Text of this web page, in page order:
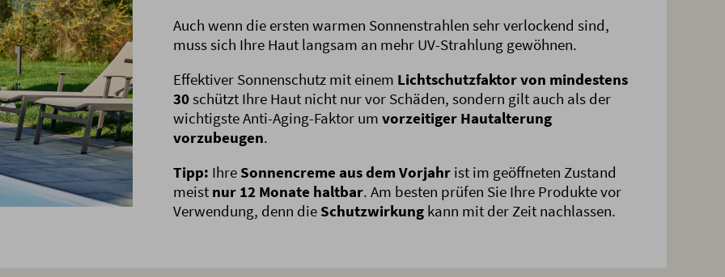
Auch wenn die ersten warmen Sonnenstrahlen sehr verlockend sind,
muss sich Ihre Haut langsam an mehr UV-Strahlung gewöhnen.
Effektiver Sonnenschutz mit einem Lichtschutzfaktor von mindestens
30schützt Ihre Haut nicht nur vor Schäden, sondern gilt auch als der
wichtigste Anti-Aging-Faktor um vorzeitiger Hautalterung
vorzubeugen.
Tipp: Ihre Sonnencreme aus dem Vorjahr ist im geöffneten Zustand
meist nur 12 Monate haltbar. Am besten prüfen Sie Ihre Produkte vor
Verwendung, denn die Schutzwirkung kann mit der Zeit nachlassen.